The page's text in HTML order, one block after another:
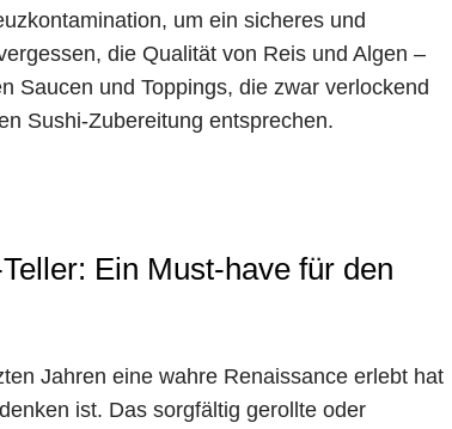
um ein sicheres und
die Qualität von Reis und Algen –
Saucen und Toppings, die zwar verlockend
Sushi-Zubereitung entsprechen.
Ein Must-have für den
Jahren eine wahre Renaissance erlebt hat
ist. Das sorgfältig gerollte oder